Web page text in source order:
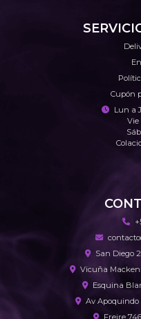
Cupón
Lun a
Vie
San Diego
Vicuña
Esquina
Av Apoquindo
Freire